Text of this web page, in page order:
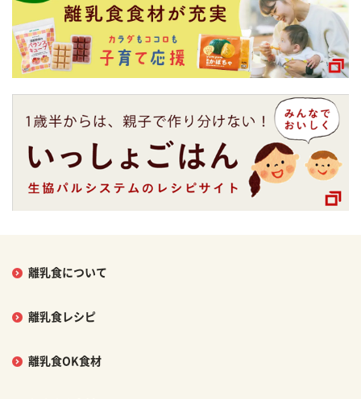
離乳食について
離乳食レシピ
離乳食OK食材